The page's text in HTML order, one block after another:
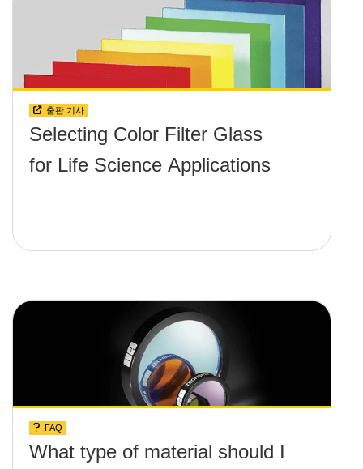
출판 기사
Selecting Color Filter Glass
for Life Science Applications
FAQ
What type of material should I